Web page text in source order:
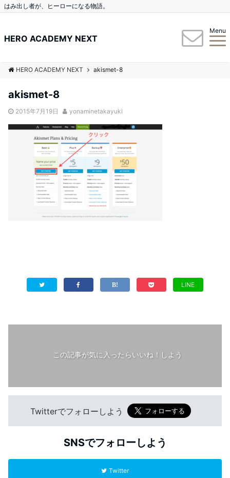
はみ出し者が、ヒーローになる物語。
HERO ACADEMY NEXT
Menu
HERO ACADEMY NEXT akismet-8
akismet-8
2015年7月19日 yonaminetakayuki
LINE
この記事が気に入ったらいいね！しよう
Twitterでフォローしよう
SNSでフォローしよう
Twitter